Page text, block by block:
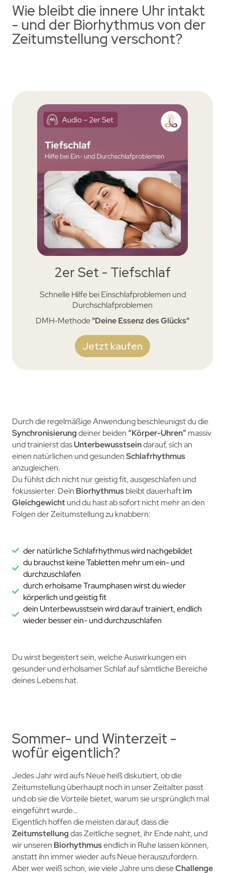
Wie bleibt die innere Uhr intakt
- und der Biorhythmus von der
Zeitumstellung verschont?
2er Set - Tiefschlaf
Schnelle Hilfe bei Einschlafproblemen und
Durchschlafproblemen
DMH-Methode"Deine Essenz des Glücks"
Jetzt kaufen
Durch die regelmäßige Anwendungbeschleunigst du die
Synchronisierungdeiner beiden“Körper-Uhren” massiv
und trainierst dasUnterbewusstseindarauf, sich an
einen natürlichen und gesundenSchlafrhythmus
anzugleichen.
Du fühlst dich nicht nur geistig fit, ausgeschlafen und
fokussierter. Dein Biorhythmusbleibt dauerhaftim
Gleichgewichtund du hast ab sofort nicht mehr an den
Folgen der Zeitumstellung zu knabbern:
der natürliche Schlafrhythmus wird nachgebildet
du brauchst keine Tabletten mehr um ein- und
durchzuschlafen
durch erholsame Traumphasen wirst du wieder
körperlich und geistig fit
dein Unterbewusstsein wird darauf trainiert, endlich
wieder besser ein- und durchzuschlafen
Du wirst begeistert sein, welche Auswirkungen ein
gesunder und erholsamer Schlaf auf sämtliche Bereiche
deines Lebens hat.
Sommer- und Winterzeit -
wofür eigentlich?
Jedes Jahr wird aufs Neue heiß diskutiert, ob die
Zeitumstellung überhaupt noch in unser Zeitalter passt
und ob sie die Vorteile bietet, warum sie ursprünglich mal
eingeführt wurde…
Eigentlich hoffen die meisten darauf, dass die
Zeitumstellungdas Zeitliche segnet, ihr Ende naht, und
wir unseren Biorhythmusendlich in Ruhe lassen können,
anstatt ihn immer wieder aufs Neue herauszufordern.
Aber wer weiß schon, wie viele Jahre uns dieseChallenge